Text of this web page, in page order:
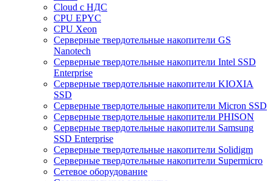
Cloud с НДС
CPU EPYC
CPU Xeon
Cерверные твердотельные накопители GS
Nanotech
Cерверные твердотельные накопители Intel SSD
Enterprise
Cерверные твердотельные накопители KIOXIA
SSD
Cерверные твердотельные накопители Micron SSD
Cерверные твердотельные накопители PHISON
Cерверные твердотельные накопители Samsung
SSD Enterprise
Cерверные твердотельные накопители Solidigm
Cерверные твердотельные накопители Supermicro
Cетевое оборудование